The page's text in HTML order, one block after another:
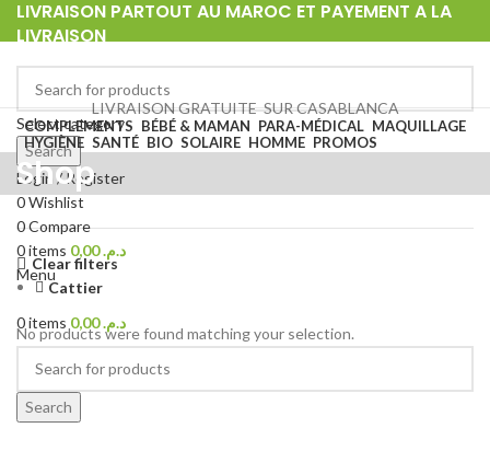
LIVRAISON PARTOUT AU MAROC ET PAYEMENT A LA
LIVRAISON
Passer votre commande via Tél ou wathsapp au
+212 0668 62 00 33
LIVRAISON GRATUITE SUR CASABLANCA
Select category
Search
Login / Register
0Wishlist
0Compare
0items د.م.0,00
Menu
0items د.م.0,00
COMPLEMENTS BÉBÉ & MAMAN PARA-MÉDICAL MAQUILLAGE
HYGIÈNE SANTÉ BIO SOLAIRE HOMME PROMOS
Shop
Clear filters
Cattier
No products were found matching your selection.
Search